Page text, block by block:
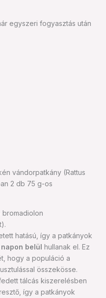
egyszeri fogyasztás után
vándorpatkány (Rattus
2 db 75 g-os
hatású, így a patkányok
napon belül hullanak el. Ez
hogy a populáció a
összekösse.
tálcás kiszerelésben
így a patkányok